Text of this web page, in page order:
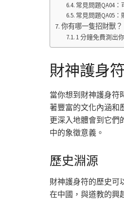
常見問題QA04
常見問題QA05
你有哪一隻招財獸？
1 分鐘免費測出
財神護身
當你想到財神護身符
著豐富的文化內涵和
更深入地體會到它們
中的象徵意義。
歷史淵源
財神護身符的歷史可
在中國，與道教的興